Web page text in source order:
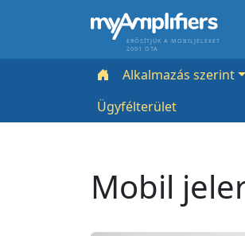
ERŐSÍTJÜK A MOBILJELEKET
2001 ÓTA
Alkalmazás szerint
Ügyfélterület
Mobil